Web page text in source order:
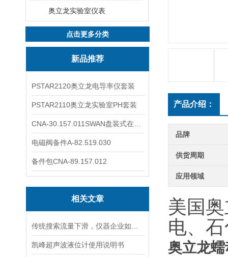
奥立龙实验室仪表
点击更多分类
新品推荐
PSTAR2120奥立龙电导率仪套装
PSTAR2110奥立龙实验室PH套装
电磁阀备件A-82.519.030
备件包CNA-89.157.012
相关文章
凯峰超声波液位计使用说明书
产品介绍：
品牌
供货周期
应用领域
美国
电、
奥立龙